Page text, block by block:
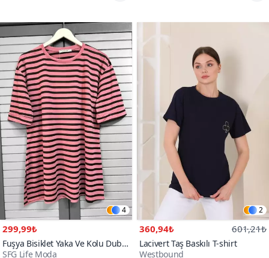
4
299,99₺
Fuşya Bisiklet Yaka Ve Kolu Duble
Kol Eteği Yırtmaçlı Çizgili T-hsirt
SFG Life Moda
2
360,94₺ 601,21₺
Lacivert Taş Baskılı T-shirt
Westbound